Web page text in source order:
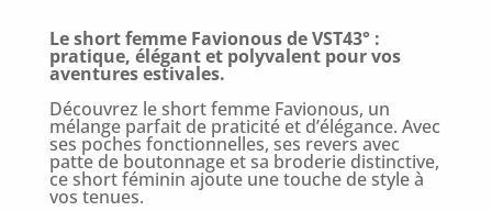
Le short femme Favionous de VST43° :
pratique, élégant et polyvalent pour vos
aventures estivales.
Découvrez le short femme Favionous, un
mélange parfait de praticité et d’élégance. Avec
ses poches fonctionnelles, ses revers avec
patte de boutonnage et sa broderie distinctive,
ce short féminin ajoute une touche de style à
vos tenues.